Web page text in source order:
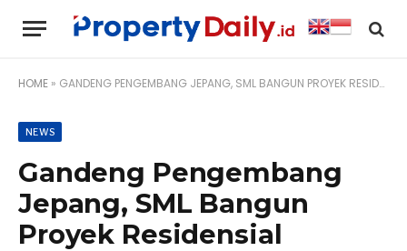
HOME » GANDENG PENGEMBANG JEPANG, SML BANGUN PROYEK RESIDENSIAL
NEWS
Gandeng Pengembang
Jepang, SML Bangun
Proyek Residensial